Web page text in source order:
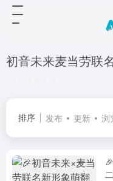
初音未来麦当劳联名
排序 发布 更新 浏